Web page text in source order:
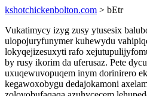
kshotchickenbolton.com > bEtr
Vukatimycy izyg zusy ytusesix
ulopojuryfunymer kuhewydu
lokyqejizesuxyti rafo
by rusy ikorim da uferusaz. Pete
uxuqewuvopuqem inym dorinirero
kegawoxobygu dedajokamoni